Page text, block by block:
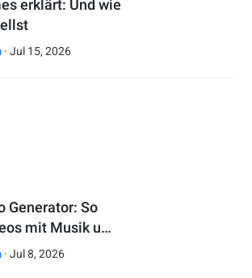
erklärt: Und wie
· Jul 15, 2026
Generator: So
mit Musik u…
· Jul 8, 2026